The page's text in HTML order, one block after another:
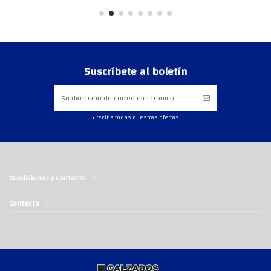
Suscríbete al boletín
Y reciba todas nuestras ofertas
Condiciones y contacto
Contacto